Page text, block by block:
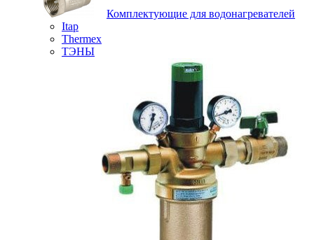
Комплектующие для водонагревателей
Itap
Thermex
ТЭНЫ